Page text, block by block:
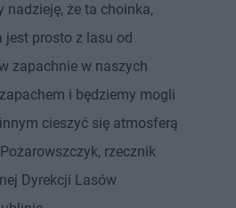
nadzieję, że ta choinka,
jest prosto z lasu od
zapachnie w naszych
i będziemy mogli
cieszyć się atmosferą
rzecznik
Dyrekcji Lasów